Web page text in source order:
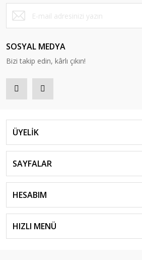
SOSYAL MEDYA
Bizi takip edin, kârlı çıkın!
ÜYELİK
SAYFALAR
HESABIM
HIZLI MENÜ